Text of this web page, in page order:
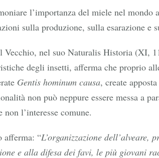
l’importanza del miele nel
sulla produzione, sulla esarazione e
nel suo Naturalis Historia (XI,
degli insetti, afferma che proprio
Gentis hominum causa, create
non può neppure essere messa a
non l’interesse comune.
“L’organizzazione
e alla difesa dei favi, le più giovani